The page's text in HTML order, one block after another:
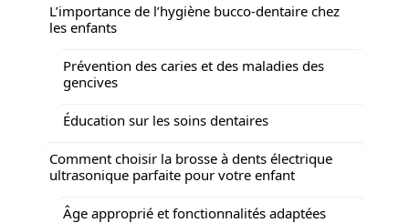
L’importance de l’hygiène bucco-dentaire chez
les enfants
Prévention des caries et des maladies des
gencives
Éducation sur les soins dentaires
Comment choisir la brosse à dents électrique
ultrasonique parfaite pour votre enfant
Âge approprié et fonctionnalités adaptées